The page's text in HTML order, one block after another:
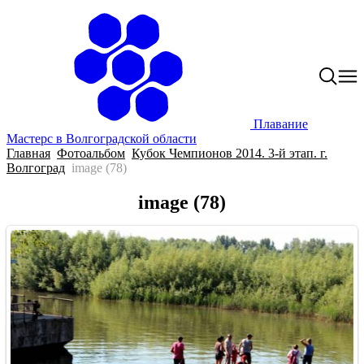
Плавание
Мастерс в Волгоградской области
Главная Фотоальбом Кубок Чемпионов 2014. 3-й этап. г.
Волгоград image (78)
image (78)